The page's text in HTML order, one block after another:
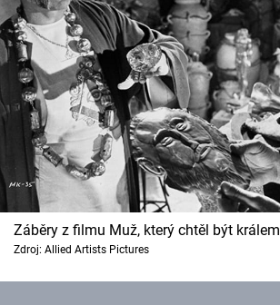
Záběry z filmu Muž, který chtěl být králem
Zdroj: Allied Artists Pictures